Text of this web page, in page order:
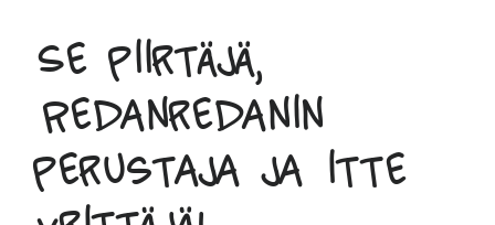
Se piirtäjä,
Redanredanin
perustaja ja itte